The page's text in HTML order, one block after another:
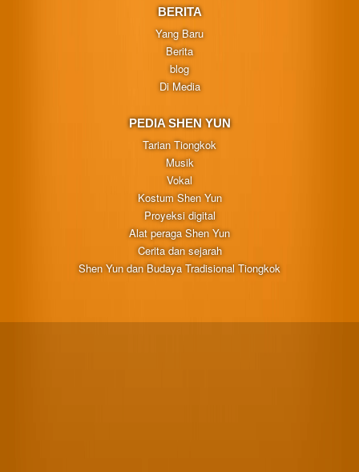
BERITA
Yang Baru
Berita
blog
Di Media
PEDIA SHEN YUN
Tarian Tiongkok
Musik
Vokal
Kostum Shen Yun
Proyeksi digital
Alat peraga Shen Yun
Cerita dan sejarah
Shen Yun dan Budaya Tradisional Tiongkok